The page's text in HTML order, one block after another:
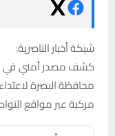
شبكة أخبار الناصرية:
كشف مصدر أمني في
محافظة البصرة
مركبة عبر مواقع